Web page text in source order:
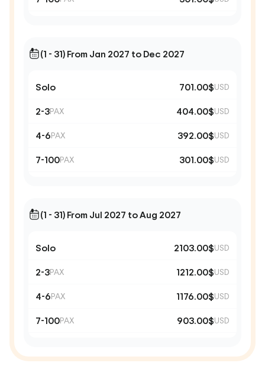
(1 - 31) From Jan 2027 to Dec 2027
Solo 701.00$USD
2-3PAX 404.00$USD
4-6PAX 392.00$USD
7-100PAX 301.00$USD
(1 - 31) From Jul 2027 to Aug 2027
Solo 2103.00$USD
2-3PAX 1212.00$USD
4-6PAX 1176.00$USD
7-100PAX 903.00$USD